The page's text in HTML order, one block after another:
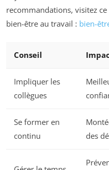
recommandations, visitez
bien-être au travail : bien-
Conseil
Impliquer les
collègues
Se former en
continu
des